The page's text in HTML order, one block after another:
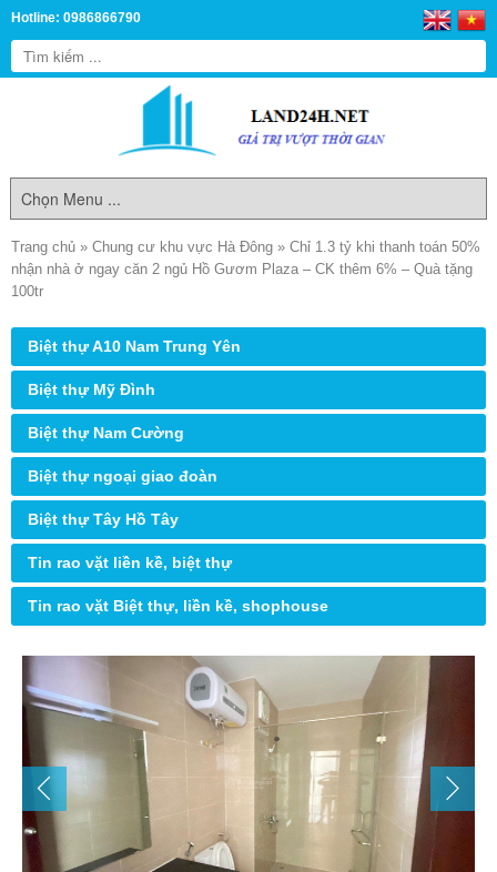
Hotline: 0986866790
Trang chủ » Chung cư khu vực Hà Đông » Chỉ 1.3 tỷ khi thanh toán 50%
nhận nhà ở ngay căn 2 ngủ Hồ Gươm Plaza – CK thêm 6% – Quà tặng
100tr
Biệt thự A10 Nam Trung Yên
Biệt thự Mỹ Đình
Biệt thự Nam Cường
Biệt thự ngoại giao đoàn
Biệt thự Tây Hồ Tây
Tin rao vặt liền kề, biệt thự
Tin rao vặt Biệt thự, liền kề, shophouse